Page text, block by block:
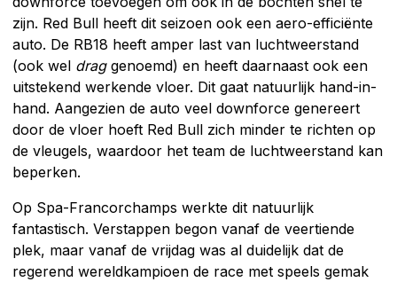
zijn. Red Bull heeft dit seizoen ook een aero-efficiënte
auto. De RB18 heeft amper last van luchtweerstand
(ook wel drag genoemd) en heeft daarnaast ook een
uitstekend werkende vloer. Dit gaat natuurlijk hand-in-
hand. Aangezien de auto veel downforce genereert
door de vloer hoeft Red Bull zich minder te richten op
de vleugels, waardoor het team de luchtweerstand kan
beperken.
Op Spa-Francorchamps werkte dit natuurlijk
fantastisch. Verstappen begon vanaf de veertiende
plek, maar vanaf de vrijdag was al duidelijk dat de
regerend wereldkampioen de race met speels gemak